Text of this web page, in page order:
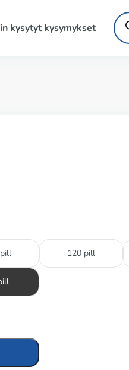
kysytyt kysymykset
120 pill